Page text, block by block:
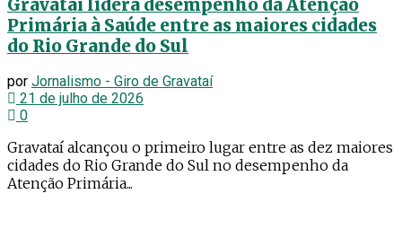
Gravataí lidera desempenho da Atenção
Primária à Saúde entre as maiores cidades
do Rio Grande do Sul
por Jornalismo - Giro de Gravataí
21 de julho de 2026
0
Gravataí alcançou o primeiro lugar entre as dez maiores
cidades do Rio Grande do Sul no desempenho da
Atenção Primária...